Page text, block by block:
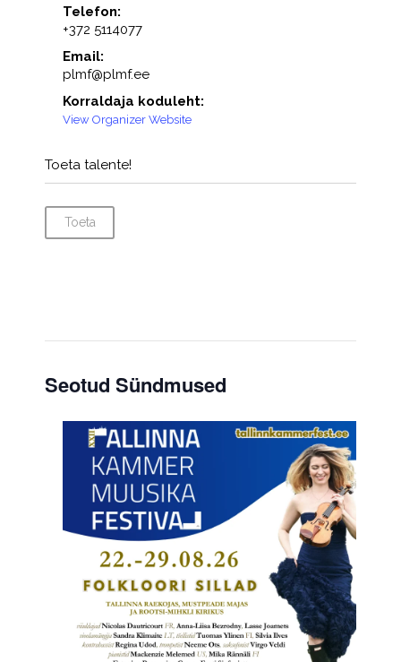
Telefon:
+372 5114077
Email:
plmf@plmf.ee
Korraldaja koduleht:
View Organizer Website
Toeta talente!
Toeta
Seotud Sündmused